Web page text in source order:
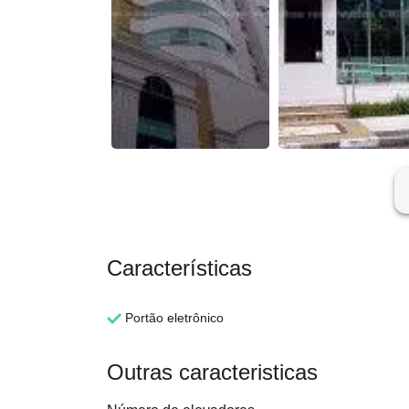
Características
Portão eletrônico
Outras caracteristicas